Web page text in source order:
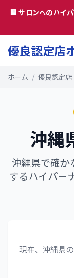
🏢 サロンへのハイ
優良認定店
ホーム / 優良認定店
沖縄
沖縄県で確か
するハイパー
現在、 沖縄県